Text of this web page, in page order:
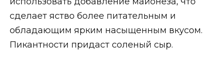
сделает яство более питательным и
обладающим ярким насыщенным вкусом.
Пикантности придаст соленый сыр.